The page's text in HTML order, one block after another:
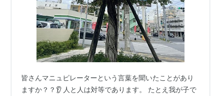
皆さんマニュピレーターという言葉を聞いたことがあり
ますか？？👂 人と人は対等であります。 たとえ我が子で